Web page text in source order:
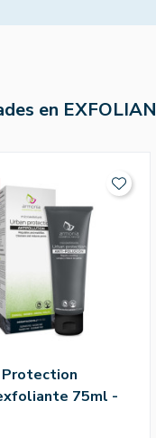
en
Protection
75ml -